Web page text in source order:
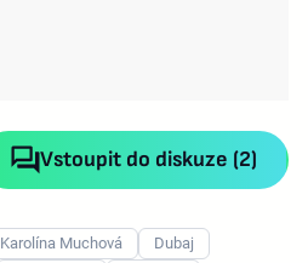
Vstoupit do diskuze (2)
Karolína Muchová
Dubaj